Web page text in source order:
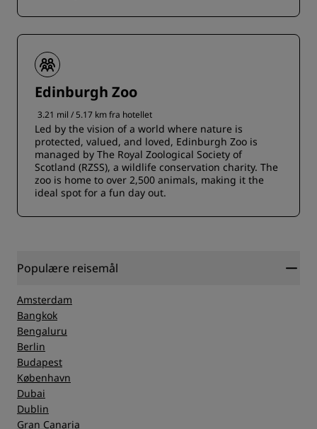
Edinburgh Zoo
3.21 mil / 5.17 km fra hotellet
Led by the vision of a world where nature is
protected, valued, and loved, Edinburgh Zoo is
managed by The Royal Zoological Society of
Scotland (RZSS), a wildlife conservation charity. The
zoo is home to over 2,500 animals, making it the
ideal spot for a fun day out.
Populære reisemål
Amsterdam
Bangkok
Bengaluru
Berlin
Budapest
København
Dubai
Dublin
Gran Canaria